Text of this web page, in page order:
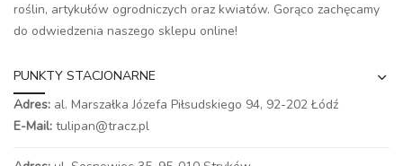
roślin, artykułów ogrodniczych oraz kwiatów. Gorąco zachęcamy
do odwiedzenia naszego sklepu online!
PUNKTY STACJONARNE
Adres: al. Marszałka Józefa Piłsudskiego 94, 92-202 Łódź
E-Mail: tulipan@tracz.pl